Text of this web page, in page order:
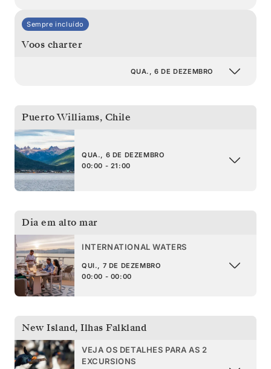
Sempre incluído
Voos charter
QUA., 6 DE DEZEMBRO
Puerto Williams, Chile
QUA., 6 DE DEZEMBRO
00:00 - 21:00
Dia em alto mar
INTERNATIONAL WATERS
QUI., 7 DE DEZEMBRO
00:00 - 00:00
New Island, Ilhas Falkland
VEJA OS DETALHES PARA AS 2
EXCURSIONS